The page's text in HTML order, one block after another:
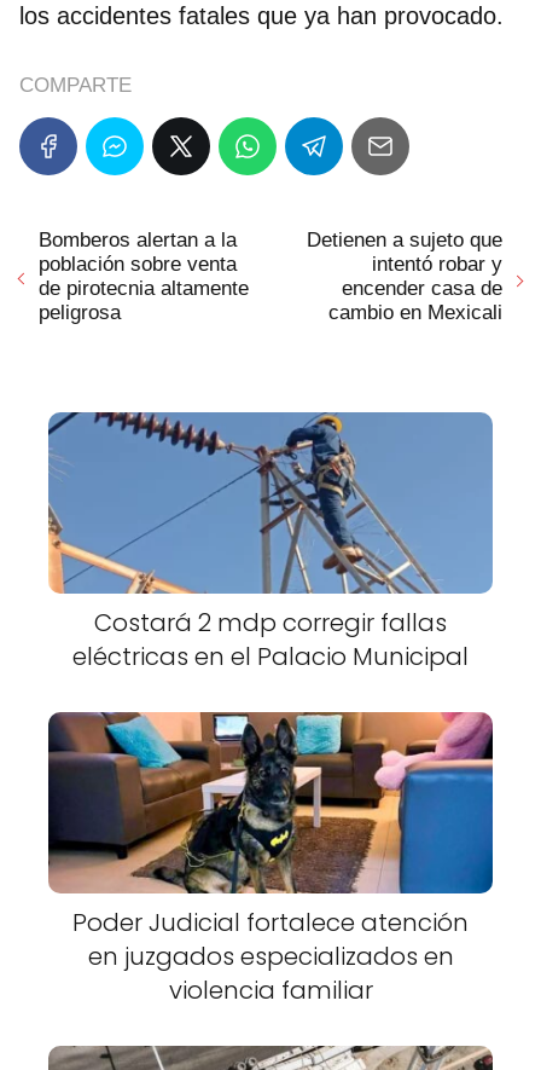
los accidentes fatales que ya han provocado.
COMPARTE
Bomberos alertan a la
población sobre venta
de pirotecnia altamente
peligrosa
Detienen a sujeto que
intentó robar y
encender casa de
cambio en Mexicali
Costará 2 mdp corregir fallas
eléctricas en el Palacio Municipal
Poder Judicial fortalece atención
en juzgados especializados en
violencia familiar